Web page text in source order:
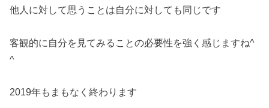
他人に対して思うことは自分に対しても同じです
客観的に自分を見てみることの必要性を強く感じますね^
^
2019年もまもなく終わります